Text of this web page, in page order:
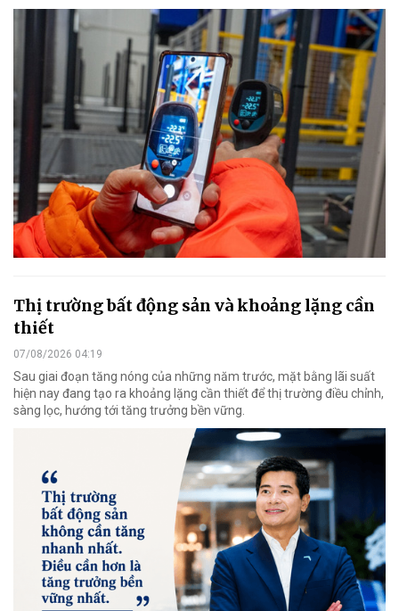
Thị trường bất động sản và khoảng lặng cần
thiết
07/08/2026 04:19
Sau giai đoạn tăng nóng của những năm trước, mặt bằng lãi suất
hiện nay đang tạo ra khoảng lặng cần thiết để thị trường điều chỉnh,
sàng lọc, hướng tới tăng trưởng bền vững.